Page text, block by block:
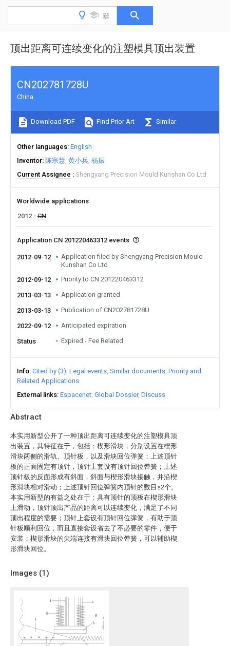
顶出距离可连续变化的注塑模具顶出装置
Abstract
本实用新型公开了一种顶出距离可连续变化的注塑模具顶
出装置，其特征在于，包括：楔形滑块，分别设置在楔形
滑块两侧的滑轨、顶针板，以及滑块回位弹簧；上述顶针
板的正面固定有顶针，顶针上套设有顶针回位弹簧；上述
顶针板的反面形成有斜面，斜面与楔形滑块接触，并沿楔
形滑块相对滑动；上述顶针回位弹簧内顶针的数目≥2个。
本实用新型的有益之处在于：具有顶针的顶板在楔形滑块
上滑动，顶针顶出产品的距离可以连续变化，满足了不同
顶出程度的需要；顶针上套设有顶针回位弹簧，有助于顶
针板顺利回位，而且直接套设省去了不必要的零件，便于
安装；楔形滑块的尖端连接有滑块回位弹簧，可以辅助楔
形滑块回位。
Images (1)
CN202781728U
China
Download PDF Find Prior Art Similar
Other languages English
Inventor 陈宗慧 黄小兵 杨振
Current Assignee
Shengyang Precision Mould Kunshan Co Ltd
Worldwide applications
2012
CN
Application CN 201220463312 events
2012-09-12
Application filed by Shengyang Precision Mould
Kunshan Co Ltd
2012-09-12
Priority to CN 201220463312
2013-03-13 Application granted
2013-03-13 Publication of CN202781728U
2022-09-12 Anticipated expiration
Status Expired - Fee Related
Info Cited by (3) Legal events Similar documents Priority and
Related Applications
External links Espacenet Global Dossier Discuss